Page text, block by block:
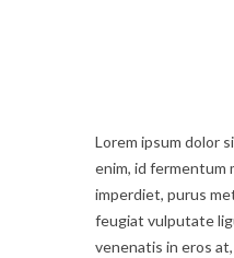
Lorem ipsum dolor
enim, id fermentum
imperdiet, purus
feugiat vulputate
venenatis in eros